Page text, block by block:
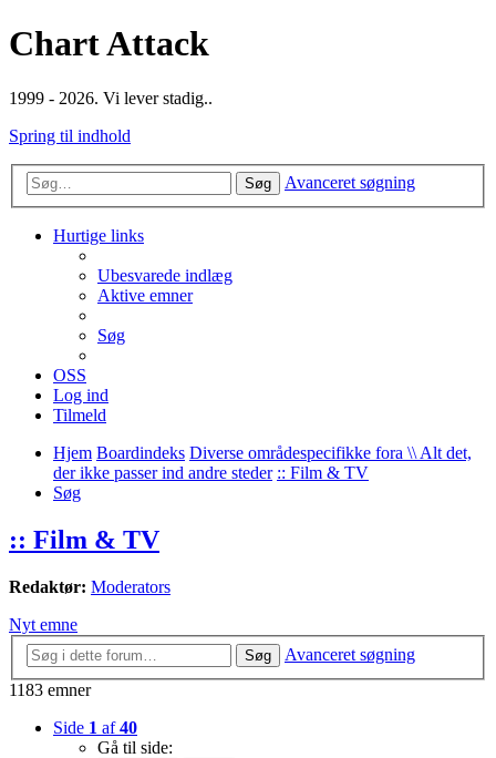
Chart Attack
1999 - 2026. Vi lever stadig..
Spring til indhold
Søg Avanceret søgning
Hurtige links
Ubesvarede indlæg
Aktive emner
Søg
OSS
Log ind
Tilmeld
Hjem Boardindeks Diverse områdespecifikke fora \\ Alt det,
der ikke passer ind andre steder :: Film & TV
Søg
:: Film & TV
Redaktør: Moderators
Nyt emne
Søg
Avanceret søgning
1183 emner
Side 1 af40
Gå til side: